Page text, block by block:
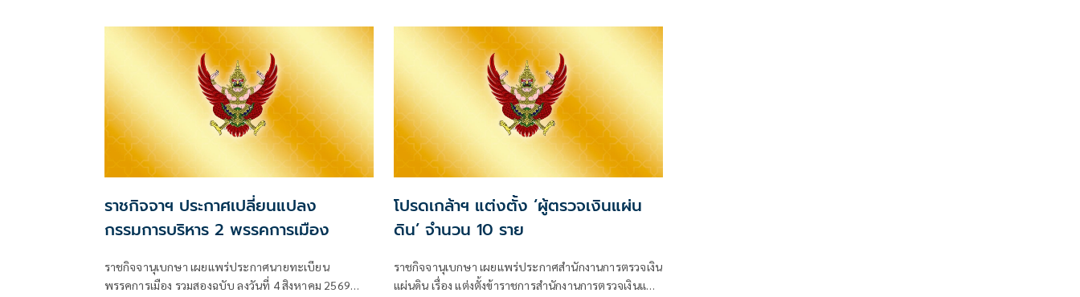
ราชกิจจาฯ ประกาศเปลี่ยนแปลง
กรรมการบริหาร 2 พรรคการเมือง
ราชกิจจานุเบกษา เผยแพร่ประกาศนายทะเบียน
พรรคการเมือง รวมสองฉบับ ลงวันที่ 4 สิงหาคม 2569
โปรดเกล้าฯ แต่งตั้ง ‘ผู้ตรวจเงินแผ่น
ดิน’ จำนวน 10 ราย
ราชกิจจานุเบกษา เผยแพร่ประกาศสำนักงานการตรวจเงิน
แผ่นดิน เรื่อง แต่งตั้งข้าราชการสำนักงานการตรวจเงินแผ่น